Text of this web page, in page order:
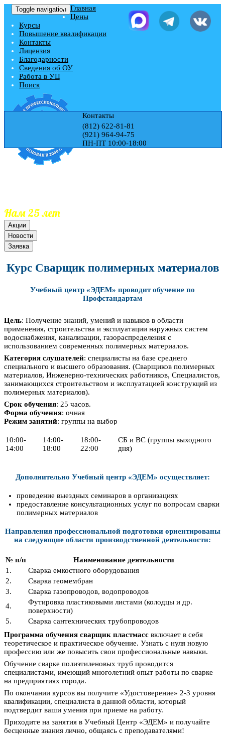
Toggle navigation Главная
Цены
Курсы
Повышение квалификации
Контакты
Лицензия
Благодарности
Сведения об ОУ
Работа в УЦ
Поиск
Нам 25 лет
Контакты
(812) 622-81-81
(921) 964-94-75
ПН-ПТ 10:00-18:00
Акции
Новости
Заявка
Курс Сварщик полимерных материалов
Учебный центр «ЭДЕМ» проводит обучение по
Профстандартам
Цель: Получение знаний, умений и навыков в области
применения, строительства и эксплуатации наружных систем
водоснабжения, канализации, газораспределения с
использованием современных полимерных материалов.
Категория слушателей: специалисты на базе среднего
специального и высшего образования. (Сварщиков полимерных
материалов, Инженерно-технических работников, Специалистов,
занимающихся строительством и эксплуатацией конструкций из
полимерных материалов).
Срок обучения: 25 часов.
Форма обучения: очная
Режим занятий: группы на выбор
10:00-
14:00
14:00-
18:00
18:00-
22:00
СБ и ВС (группы выходного
дня)
Дополнительно Учебный центр «ЭДЕМ» осуществляет:
проведение выездных семинаров в организациях
предоставление консультационных услуг по вопросам сварки
полимерных материалов
Направления профессиональной подготовки ориентированы
на следующие области производственной деятельности:
№ п/п
Наименование деятельности
1.
Сварка емкостного оборудования
2.
Сварка геомембран
3.
Сварка газопроводов, водопроводов
4.
Футировка пластиковыми листами (колодцы и др.
поверхности)
5.
Сварка сантехнических трубопроводов
Программа обучения сварщик пластмасс включает в себя
теоретическое и практическое обучение. Узнать с нуля новую
профессию или же повысить свои профессиональные навыки.
Обучение сварке полиэтиленовых труб проводится
специалистами, имеющий многолетний опыт работы по сварке
на предприятиях города.
По окончании курсов вы получите «Удостоверение» 2-3 уровня
квалификации, специалиста в данной области, который
подтвердит ваши умения при приеме на работу.
Приходите на занятия в Учебный Центр «ЭДЕМ» и получайте
бесценные знания лично, общаясь с преподавателями!